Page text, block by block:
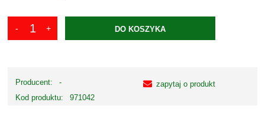
DO KOSZYKA
Producent:
-
Kod produktu:
971042
zapytaj o produkt